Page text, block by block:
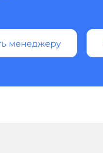
менеджеру